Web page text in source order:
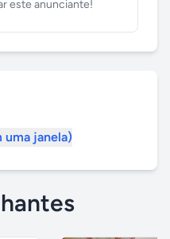
este anunciante!
uma janela)